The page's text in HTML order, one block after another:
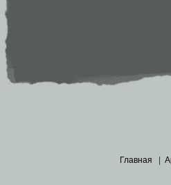
Главная